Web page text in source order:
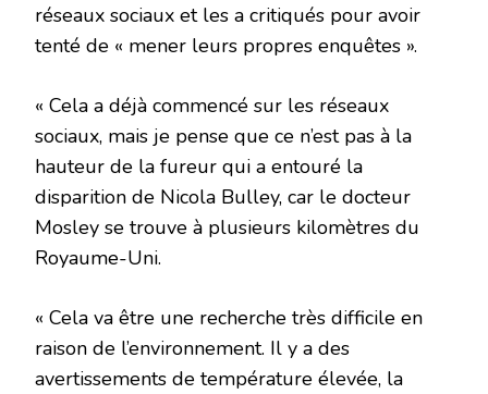
réseaux sociaux et les a critiqués pour avoir
tenté de « mener leurs propres enquêtes ».
« Cela a déjà commencé sur les réseaux
sociaux, mais je pense que ce n’est pas à la
hauteur de la fureur qui a entouré la
disparition de Nicola Bulley, car le docteur
Mosley se trouve à plusieurs kilomètres du
Royaume-Uni.
« Cela va être une recherche très difficile en
raison de l’environnement. Il y a des
avertissements de température élevée, la